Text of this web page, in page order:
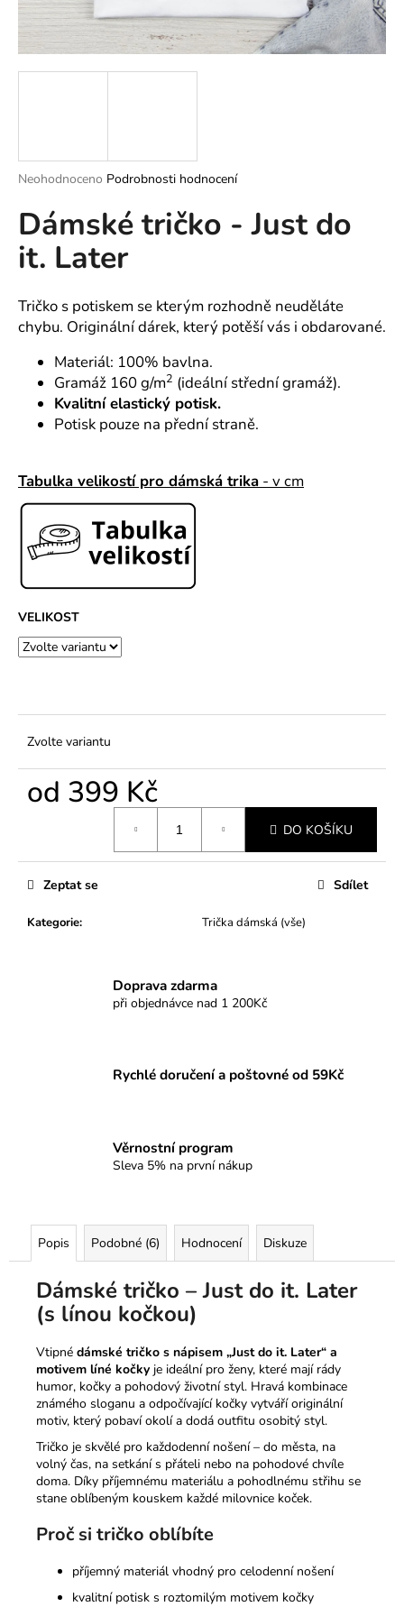
Průměrné
produktu
je
0,0
z
hvězdiček.
Neohodnoceno Podrobnosti hodnocení
Dámské tričko - Just do
it. Later
Tričko s potiskem se kterým rozhodně neuděláte
chybu. Originální dárek, který potěší vás i obdarované.
Materiál: 100% bavlna.
Gramáž 160 g/m2 (ideální střední gramáž).
Kvalitní elastický potisk.
Potisk pouze na přední straně.
Tabulka velikostí pro dámská trika - v cm
VELIKOST
Zvolte variantu
od 399 Kč
DO KOŠÍKU
Kategorie: Trička dámská (vše)
Zeptat se Sdílet
Doprava zdarma
při objednávce nad 1 200Kč
Rychlé doručení a poštovné od 59Kč
Věrnostní program
Sleva 5% na první nákup
Popis Podobné (6) Hodnocení Diskuze
Dámské tričko – Just do it. Later
(s línou kočkou)
Vtipné dámské tričko s nápisem „Just do it. Later“ a
motivem líné kočky je ideální pro ženy, které mají rády
humor, kočky a pohodový životní styl. Hravá kombinace
známého sloganu a odpočívající kočky vytváří originální
motiv, který pobaví okolí a dodá outfitu osobitý styl.
Tričko je skvělé pro každodenní nošení – do města, na
volný čas, na setkání s přáteli nebo na pohodové chvíle
doma. Díky příjemnému materiálu a pohodlnému střihu se
stane oblíbeným kouskem každé milovnice koček.
Proč si tričko oblíbíte
příjemný materiál vhodný pro celodenní nošení
kvalitní potisk s roztomilým motivem kočky
j
í
HLEDAT
o
p
m
e